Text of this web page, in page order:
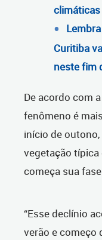
climáticas
Curitiba
neste fim
De acordo com
fenômeno é
início de
vegetação
começa sua
“Esse declínio
verão e começo